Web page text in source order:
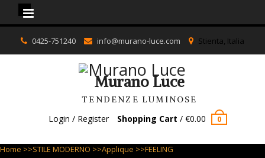
content
0425-751240 info@murano-luce.com Stienta, Italia
Murano Luce
TENDENZE LUMINOSE
Login / Register Shopping Cart /€0.00 0
Home >>STILE MODERNO >>Applique >>FEELING
Murano Luce